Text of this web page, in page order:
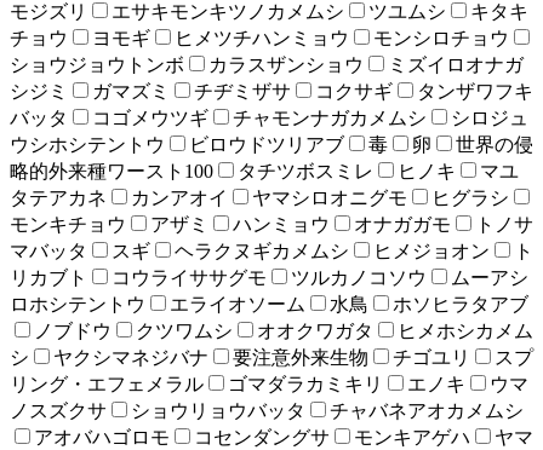
モジズリ
エサキモンキツノカメムシ ツユムシ
キタキ
チョウ
ヨモギ ヒメツチハンミョウ
モンシロチョウ
ショウジョウトンボ
カラスザンショウ
ミズイロオナガ
シジミ
ガマズミ チヂミザサ コクサギ
タンザワフキ
バッタ
コゴメウツギ チャモンナガカメムシ
シロジュ
ウシホシテントウ
ビロウドツリアブ 毒 卵
世界の侵
略的外来種ワースト100
タチツボスミレ ヒノキ
マユ
タテアカネ
カンアオイ ヤマシロオニグモ
ヒグラシ
モンキチョウ
アザミ ハンミョウ オナガガモ
トノサ
マバッタ
スギ ヘラクヌギカメムシ ヒメジョオン
ト
リカブト
コウライササグモ ツルカノコソウ
ムーアシ
ロホシテントウ
エライオソーム 水鳥
ホソヒラタアブ
ノブドウ
クツワムシ オオクワガタ
ヒメホシカメム
シ
ヤクシマネジバナ 要注意外来生物 チゴユリ
スプ
リング・エフェメラル
ゴマダラカミキリ エノキ
ウマ
ノスズクサ
ショウリョウバッタ
チャバネアオカメムシ
アオバハゴロモ
コセンダングサ モンキアゲハ
ヤマ